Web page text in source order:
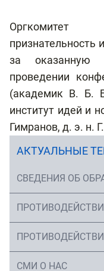
признательность
за оказанную
проведении
(академик В. Б.
институт идей и
Гимранов, д. э. н.
АКТУАЛЬНЫЕ
СВЕДЕНИЯ ОБ
СМИ О НАС